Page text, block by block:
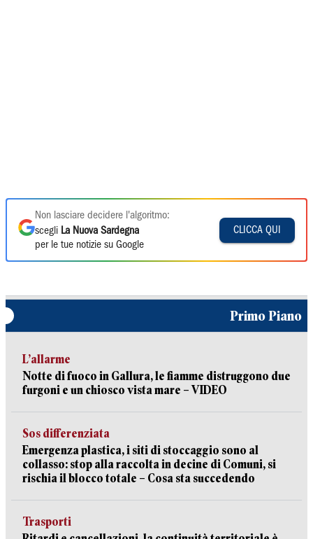
Non lasciare decidere l'algoritmo:
scegli La Nuova Sardegna
per le tue notizie su Google
CLICCA QUI
Primo Piano
L’allarme
Notte di fuoco in Gallura, le fiamme distruggono due
furgoni e un chiosco vista mare – VIDEO
Sos differenziata
Emergenza plastica, i siti di stoccaggio sono al
collasso: stop alla raccolta in decine di Comuni, si
rischia il blocco totale – Cosa sta succedendo
Trasporti